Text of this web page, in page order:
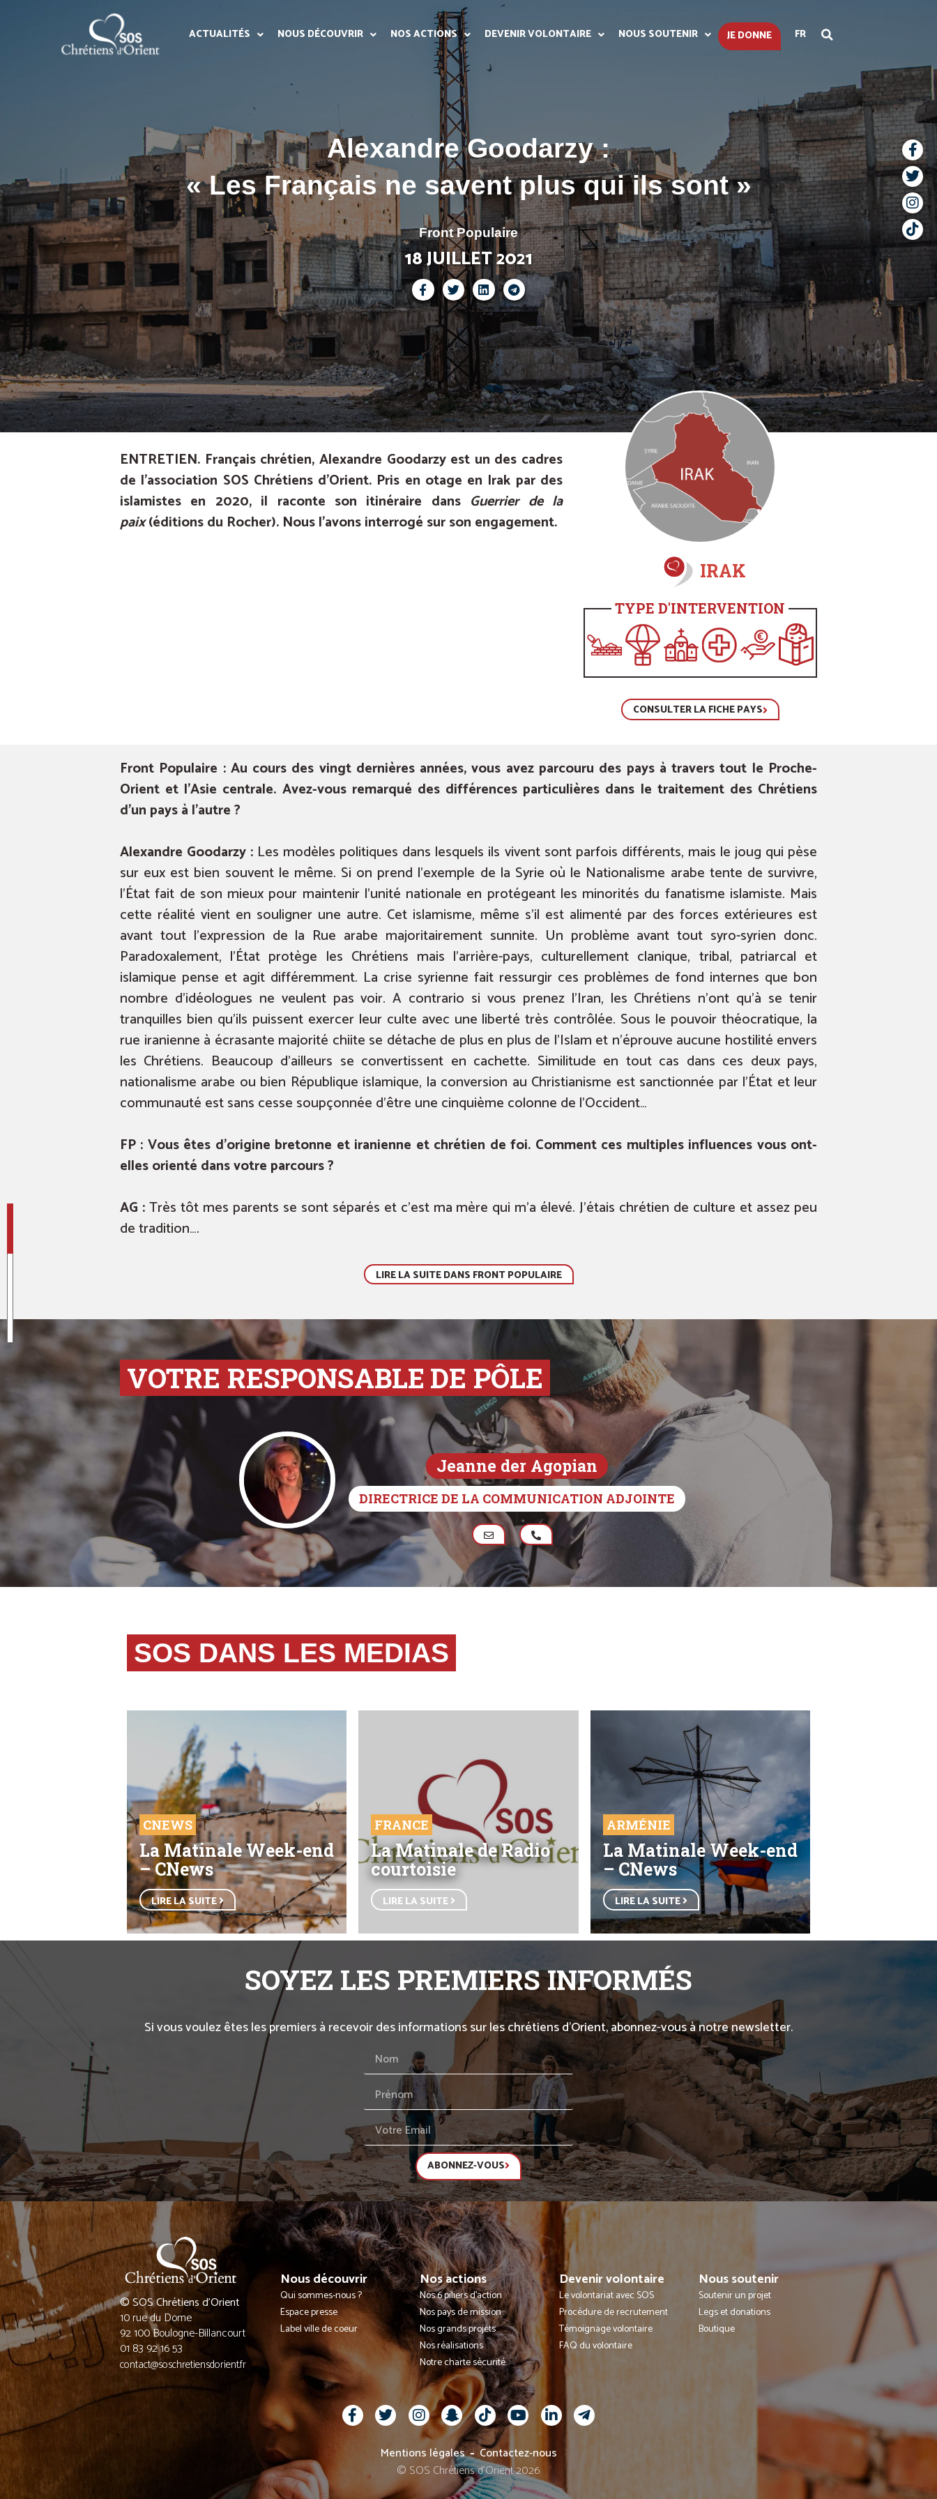
ACTUALITÉS NOUS DÉCOUVRIR NOS ACTIONS DEVENIR VOLONTAIRE NOUS SOUTENIR JE DONNE FR
Alexandre Goodarzy :
« Les Français ne savent plus qui ils sont »
Front Populaire
18 JUILLET 2021
ENTRETIEN. Français chrétien, Alexandre Goodarzy est un des cadres
de l’association SOS Chrétiens d’Orient. Pris en otage en Irak par des
islamistes en 2020, il raconte son itinéraire dans Guerrier de la
paix(éditions du Rocher). Nous l’avons interrogé sur son engagement.
IRAK
TYPE D'INTERVENTION
CONSULTER LA FICHE PAYS
Front Populaire : Au cours des vingt dernières années, vous avez parcouru des pays à travers tout le Proche-
Orient et l’Asie centrale. Avez-vous remarqué des différences particulières dans le traitement des Chrétiens
d’un pays à l’autre ?
Alexandre Goodarzy : Les modèles politiques dans lesquels ils vivent sont parfois différents, mais le joug qui pèse
sur eux est bien souvent le même. Si on prend l’exemple de la Syrie où le Nationalisme arabe tente de survivre,
l’État fait de son mieux pour maintenir l’unité nationale en protégeant les minorités du fanatisme islamiste. Mais
cette réalité vient en souligner une autre. Cet islamisme, même s’il est alimenté par des forces extérieures est
avant tout l’expression de la Rue arabe majoritairement sunnite. Un problème avant tout syro-syrien donc.
Paradoxalement, l’État protège les Chrétiens mais l’arrière-pays, culturellement clanique, tribal, patriarcal et
islamique pense et agit différemment. La crise syrienne fait ressurgir ces problèmes de fond internes que bon
nombre d’idéologues ne veulent pas voir. A contrario si vous prenez l’Iran, les Chrétiens n’ont qu’à se tenir
tranquilles bien qu’ils puissent exercer leur culte avec une liberté très contrôlée. Sous le pouvoir théocratique, la
rue iranienne à écrasante majorité chiite se détache de plus en plus de l’Islam et n’éprouve aucune hostilité envers
les Chrétiens. Beaucoup d’ailleurs se convertissent en cachette. Similitude en tout cas dans ces deux pays,
nationalisme arabe ou bien République islamique, la conversion au Christianisme est sanctionnée par l’État et leur
communauté est sans cesse soupçonnée d’être une cinquième colonne de l’Occident…
FP : Vous êtes d’origine bretonne et iranienne et chrétien de foi. Comment ces multiples influences vous ont-
elles orienté dans votre parcours ?
AG :Très tôt mes parents se sont séparés et c’est ma mère qui m’a élevé. J’étais chrétien de culture et assez peu
de tradition….
LIRE LA SUITE DANS FRONT POPULAIRE
VOTRE RESPONSABLE DE PÔLE
Jeanne der Agopian
DIRECTRICE DE LA COMMUNICATION ADJOINTE
SOS DANS LES MEDIAS
CNEWS
La Matinale Week-end
– CNews
LIRE LA SUITE
FRANCE
La Matinale de Radio
courtoisie
LIRE LA SUITE
ARMÉNIE
La Matinale Week-end
– CNews
LIRE LA SUITE
SOYEZ LES PREMIERS INFORMÉS
Si vous voulez êtes les premiers à recevoir des informations sur les chrétiens d’Orient, abonnez-vous à notre newsletter.
ABONNEZ-VOUS
© SOS Chrétiens d’Orient
10 rue du Dome
92 100 Boulogne-Billancourt
01 83 92 16 53
contact@soschretiensdorient.fr
Nous découvrir
Qui sommes-nous ?
Espace presse
Label ville de coeur
Nos actions
Nos 6 piliers d'action
Nos pays de mission
Nos grands projets
Nos réalisations
Notre charte sécurité
Devenir volontaire
Le volontariat avec SOS
Procédure de recrutement
Témoignage volontaire
FAQ du volontaire
Nous soutenir
Soutenir un projet
Legs et donations
Boutique
Mentions légales
Contactez-nous
© SOS Chrétiens d’Orient 2026